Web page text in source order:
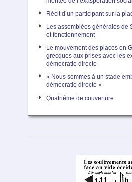
Récit d’un participant sur la
Les assemblées générales de
et fonctionnement
Le mouvement des places en
grecques aux prises avec les
démocratie directe
« Nous sommes à un stade
démocratie directe »
Quatrième de couverture